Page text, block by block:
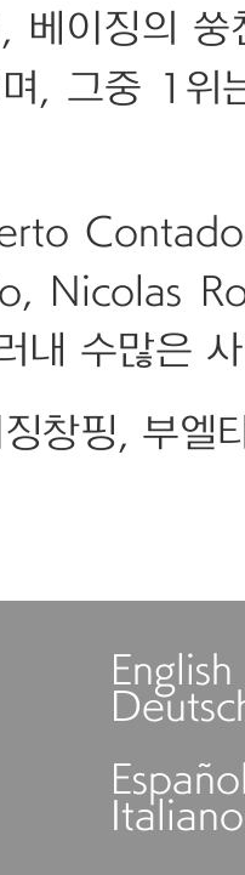
베이징의
, 그중 1위
Nicolas
내 수많은
창핑, 부엘
English
Italiano